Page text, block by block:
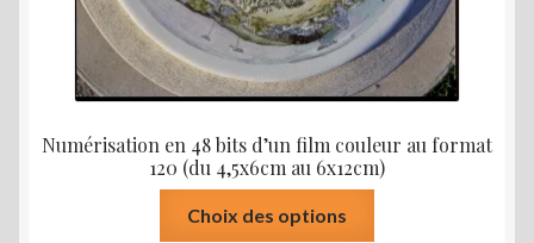
Numérisation en 48 bits d’un film couleur au format
120 (du 4,5x6cm au 6x12cm)
Choix des options